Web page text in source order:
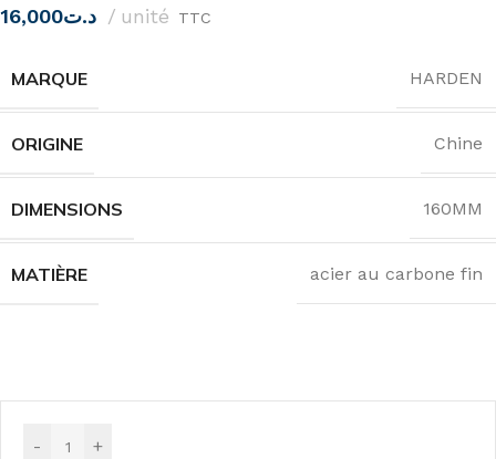
د.ت16,000 unité TTC
MARQUE HARDEN
ORIGINE Chine
DIMENSIONS 160MM
MATIÈRE acier au carbone fin
- +